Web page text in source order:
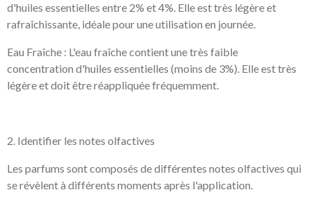
d'huiles essentielles entre 2% et 4%. Elle est très légère et
rafraîchissante, idéale pour une utilisation en journée.
Eau Fraîche : L'eau fraîche contient une très faible
concentration d'huiles essentielles (moins de 3%). Elle est très
légère et doit être réappliquée fréquemment.
2. Identifier les notes olfactives
Les parfums sont composés de différentes notes olfactives qui
se révèlent à différents moments après l'application.